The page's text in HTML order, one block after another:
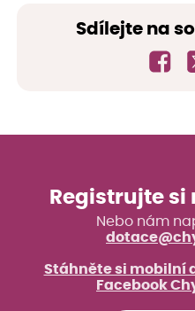
Sdílejte na
Registrujte
Nebo nám
Stáhněte si mobilní
Facebook